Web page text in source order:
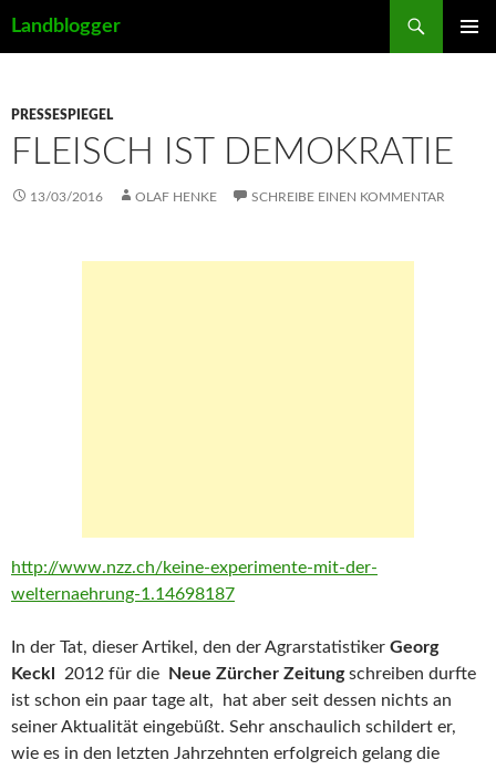
Landblogger
PRESSESPIEGEL
FLEISCH IST DEMOKRATIE
13/03/2016 OLAF HENKE SCHREIBE EINEN KOMMENTAR
http://www.nzz.ch/keine-experimente-mit-der-
welternaehrung-1.14698187
In der Tat, dieser Artikel, den der Agrarstatistiker Georg
Keckl 2012 für die Neue Zürcher Zeitungschreiben durfte
ist schon ein paar tage alt, hat aber seit dessen nichts an
seiner Aktualität eingebüßt. Sehr anschaulich schildert er,
wie es in den letzten Jahrzehnten erfolgreich gelang die